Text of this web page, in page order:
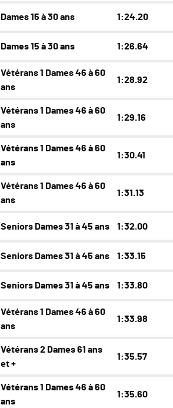
Dames 15 à 30 ans 1:24.20
Dames 15 à 30 ans 1:26.64
Vétérans 1 Dames 46 à 60
ans
1:28.92
Vétérans 1 Dames 46 à 60
ans
1:29.16
Vétérans 1 Dames 46 à 60
ans
1:30.41
Vétérans 1 Dames 46 à 60
ans
1:31.13
Seniors Dames 31 à 45 ans 1:32.00
Seniors Dames 31 à 45 ans 1:33.15
Seniors Dames 31 à 45 ans 1:33.80
Vétérans 1 Dames 46 à 60
ans
1:33.98
Vétérans 2 Dames 61 ans
et +
1:35.57
Vétérans 1 Dames 46 à 60
ans
1:35.60